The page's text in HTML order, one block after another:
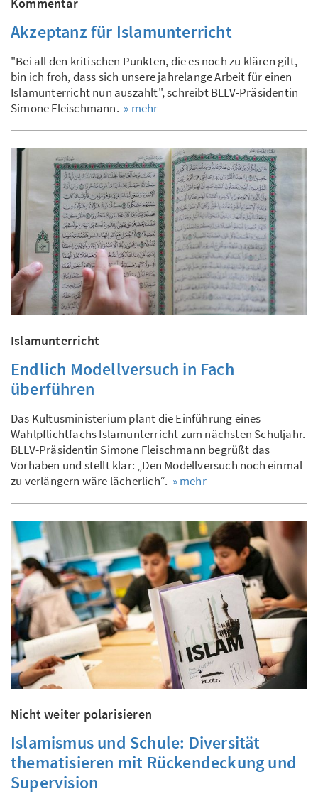
Akzeptanz für Islamunterricht
"Bei all den kritischen Punkten, die es noch zu klären gilt,
bin ich froh, dass sich unsere jahrelange Arbeit für einen
Islamunterricht nun auszahlt", schreibt BLLV-Präsidentin
Simone Fleischmann. » mehr
Islamunterricht
Endlich Modellversuch in Fach
überführen
Das Kultusministerium plant die Einführung eines
Wahlpflichtfachs Islamunterricht zum nächsten Schuljahr.
BLLV-Präsidentin Simone Fleischmann begrüßt das
Vorhaben und stellt klar: „Den Modellversuch noch einmal
zu verlängern wäre lächerlich“. » mehr
Nicht weiter polarisieren
Islamismus und Schule: Diversität
thematisieren mit Rückendeckung und
Supervision